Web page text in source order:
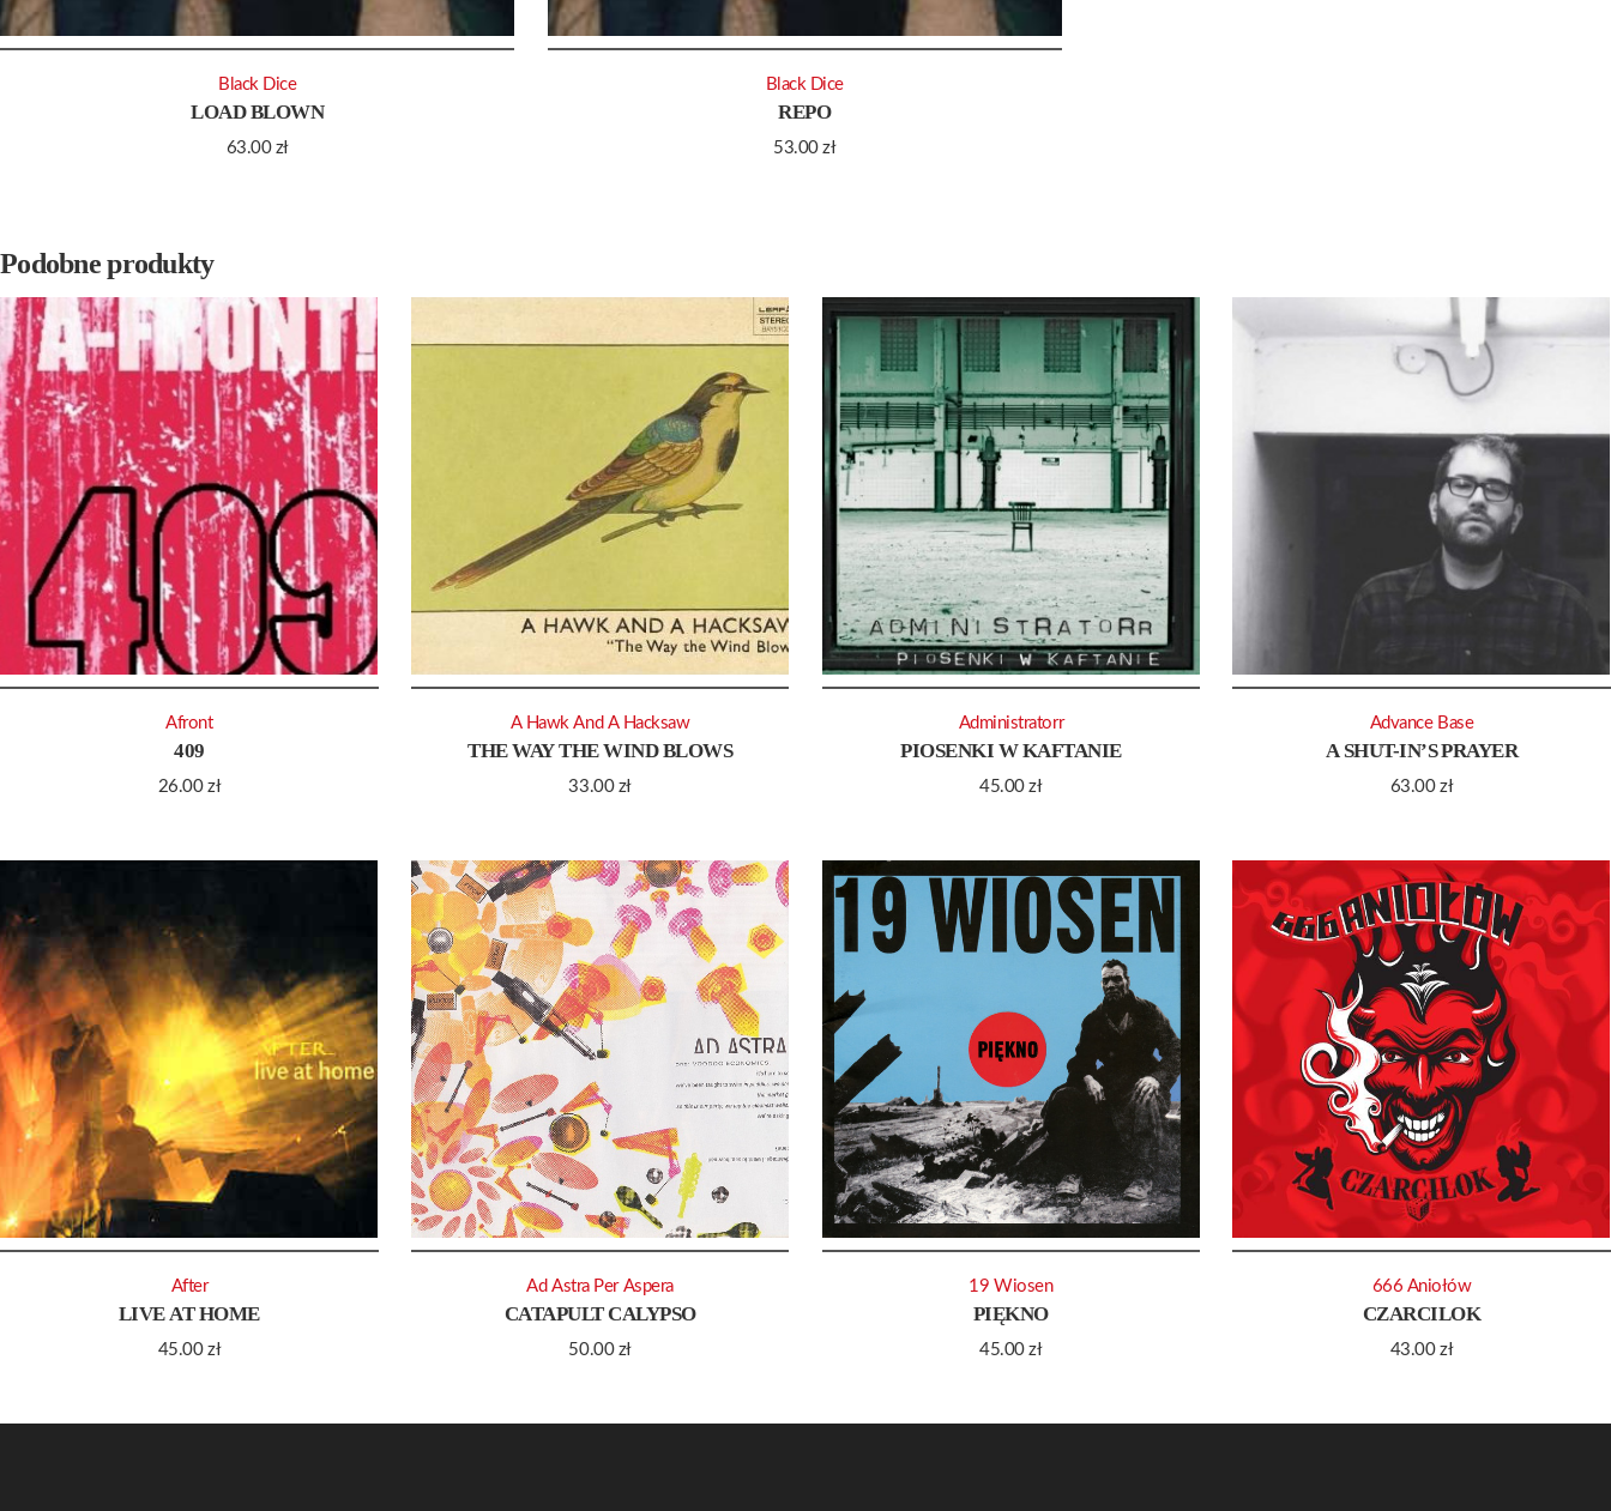
LOAD BLOWN
63.00 zł
Black Dice
REPO
53.00zł
Black Dice
Podobne produkty
409
26.00zł
Afront
THE WAY THE WIND BLOWS
33.00 zł
A Hawk And A Hacksaw
PIOSENKI W KAFTANIE
45.00zł
Administratorr
A SHUT-IN’S PRAYER
63.00zł
Advance Base
LIVE AT HOME
45.00zł
After
CATAPULT CALYPSO
50.00 zł
Ad Astra Per Aspera
PIĘKNO
45.00zł
19 Wiosen
CZARCILOK
43.00zł
666 Aniołów